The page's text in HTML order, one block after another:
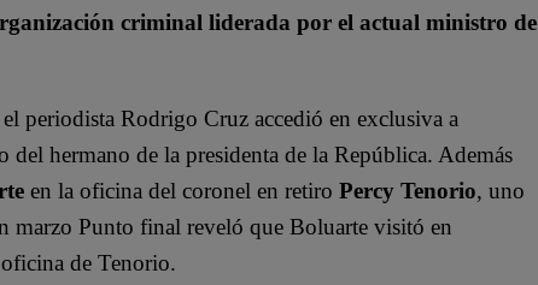
criminal liderada por el actual ministro de
periodista Rodrigo Cruz accedió en exclusiva a
hermano de la presidenta de la República. Además
en la oficina del coronel en retiro Percy Tenorio, uno
marzo Punto final reveló que Boluarte visitó en
de Tenorio.